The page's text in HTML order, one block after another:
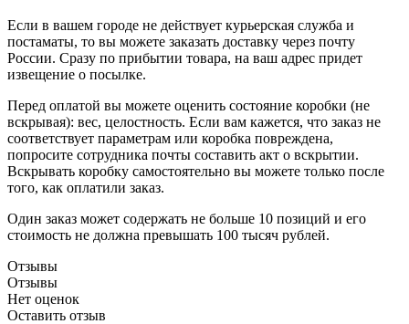
Если в вашем городе не действует курьерская служба и
постаматы, то вы можете заказать доставку через почту
России. Сразу по прибытии товара, на ваш адрес придет
извещение о посылке.
Перед оплатой вы можете оценить состояние коробки (не
вскрывая): вес, целостность. Если вам кажется, что заказ не
соответствует параметрам или коробка повреждена,
попросите сотрудника почты составить акт о вскрытии.
Вскрывать коробку самостоятельно вы можете только после
того, как оплатили заказ.
Один заказ может содержать не больше 10 позиций и его
стоимость не должна превышать 100 тысяч рублей.
Отзывы
Отзывы
Нет оценок
Оставить отзыв